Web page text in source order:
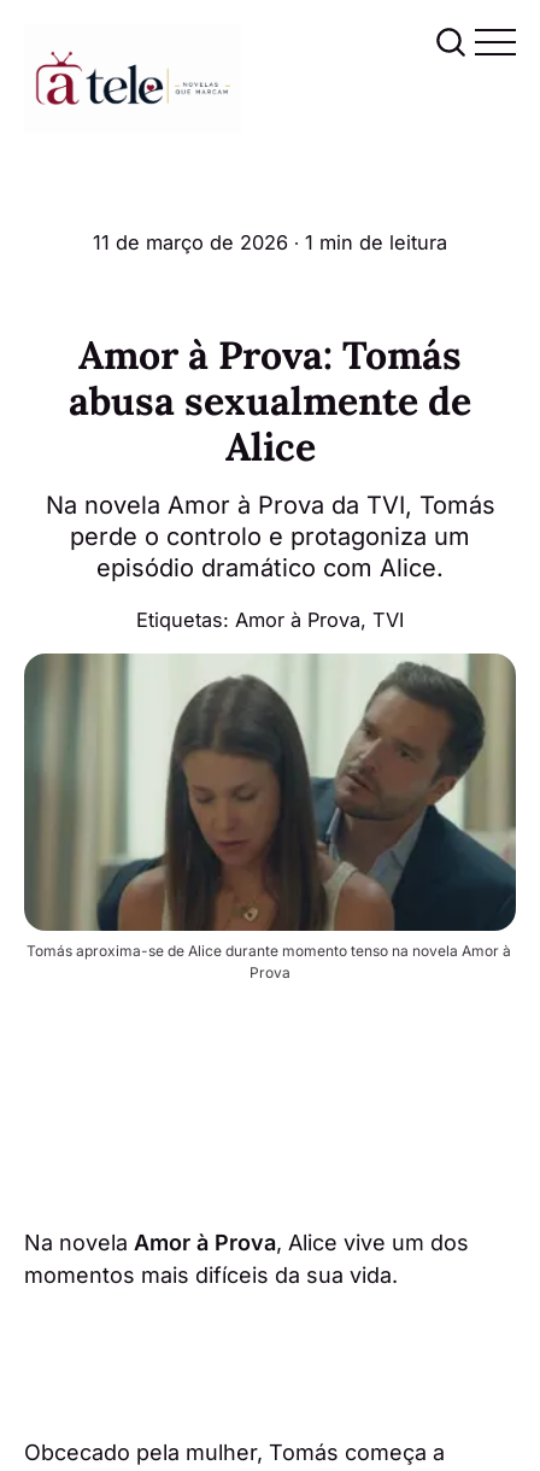
11 de março de 2026 ∙ 1 min de leitura
Amor à Prova: Tomás
abusa sexualmente de
Alice
Na novela Amor à Prova da TVI, Tomás
perde o controlo e protagoniza um
episódio dramático com Alice.
Etiquetas: Amor à Prova, TVI
Tomás aproxima-se de Alice durante momento tenso na novela Amor à
Prova
Na novela Amor à Prova, Alice vive um dos
momentos mais difíceis da sua vida.
Obcecado pela mulher, Tomás começa a